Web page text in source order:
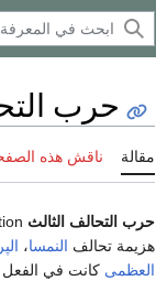
حرب
مقالة ناقش هذه
حرب التحالف الثالث
هزيمة تحالف النمسا،
العظمى كانت في الفعل